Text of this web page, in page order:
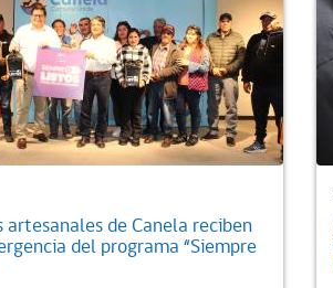
artesanales de Canela reciben
del programa “Siempre